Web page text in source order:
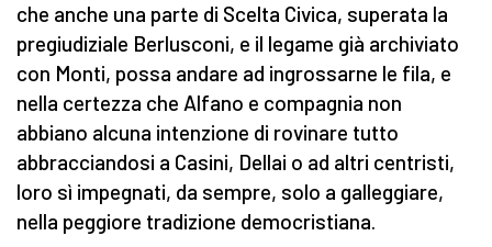
che anche una parte di Scelta Civica, superata la
pregiudiziale Berlusconi, e il legame già archiviato
con Monti, possa andare ad ingrossarne le fila, e
nella certezza che Alfano e compagnia non
abbiano alcuna intenzione di rovinare tutto
abbracciandosi a Casini, Dellai o ad altri centristi,
loro sì impegnati, da sempre, solo a galleggiare,
nella peggiore tradizione democristiana.